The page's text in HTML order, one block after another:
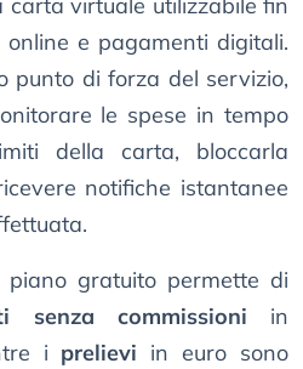
carta virtuale utilizzabile fin
e pagamenti digitali.
punto di forza del servizio,
le spese in tempo
della carta, bloccarla
notifiche istantanee
gratuito permette di
senza commissioni in
i prelievi in euro sono